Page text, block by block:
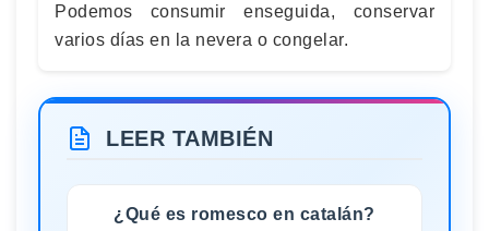
Podemos consumir enseguida, conservar
varios días en la nevera o congelar.
LEER TAMBIÉN
¿Qué es romesco en catalán?